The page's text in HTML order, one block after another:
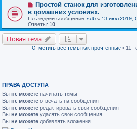
Простой станок для
в домашних условиях.
Последнее сообщение fsdb « 13 июл 2019,
Ответы: 10
Новая тема
Отметить все темы как прочтённые • 11
ПРАВА ДОСТУПА
Вы не можете начинать темы
Вы не можете отвечать на сообщения
Вы не можете редактировать свои сообщения
Вы не можете удалять свои сообщения
Вы не можете добавлять вложения